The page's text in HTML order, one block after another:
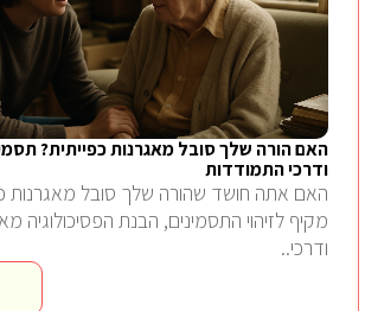
האם הורה שלך סובל מאגרנות כפייתית?
ודרכי התמודדות
האם אתה חושד שהורה שלך סובל מאגרנות
מקיף לזיהוי התסמינים, הבנת הפסיכולוגיה
ודרכי..